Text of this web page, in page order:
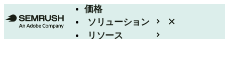
価格
ソリューション
リソース